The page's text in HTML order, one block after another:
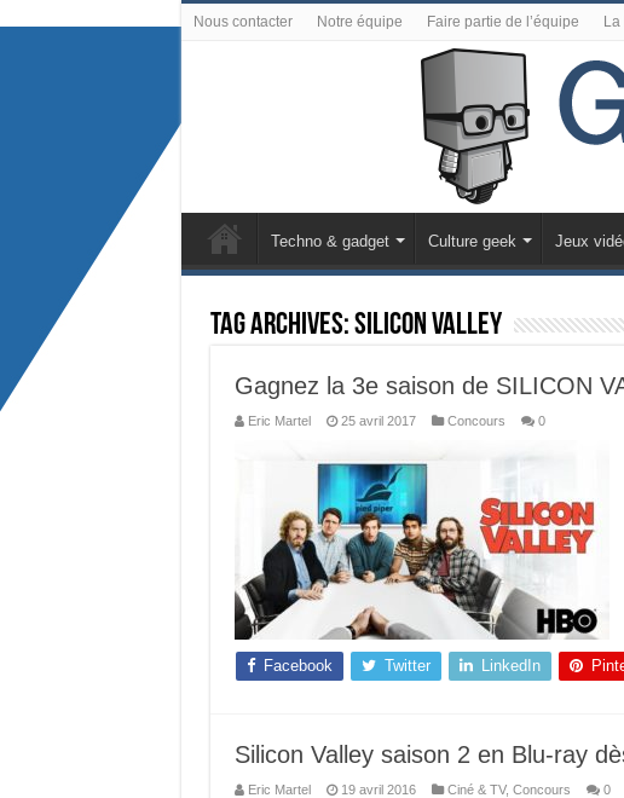
Nous contacter Notre équipe Faire partie de l’équipe
Techno & gadget Culture geek Jeux
Tag Archives:Silicon Valley
Gagnez la 3e saison de SILICON
Eric Martel 25 avril 2017 Concours 0
Facebook Twitter LinkedIn
Silicon Valley saison 2 en Blu-ray
Eric Martel 19 avril 2016 Ciné & TV, Concours 0